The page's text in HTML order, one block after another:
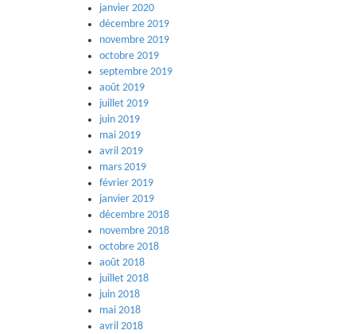
janvier 2020
décembre 2019
novembre 2019
octobre 2019
septembre 2019
août 2019
juillet 2019
juin 2019
mai 2019
avril 2019
mars 2019
février 2019
janvier 2019
décembre 2018
novembre 2018
octobre 2018
août 2018
juillet 2018
juin 2018
mai 2018
avril 2018